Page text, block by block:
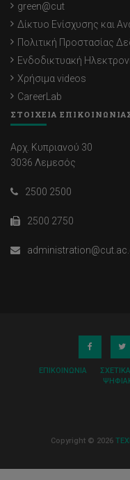
green@cut
Δίκτυο Ενίσχυσης και
Πολιτική Προστασίας
Ενδοδικτυακή
Χρήσιμα videos
CareerLab
ΣΤΟΙΧΕΙΑ
Αρχ. Κυπριανού 30
3036 Λεμεσός
2500 2500
2500 2750
ΕΠΙΚΟΙΝΩΝΊΑ
Copyright © 2026